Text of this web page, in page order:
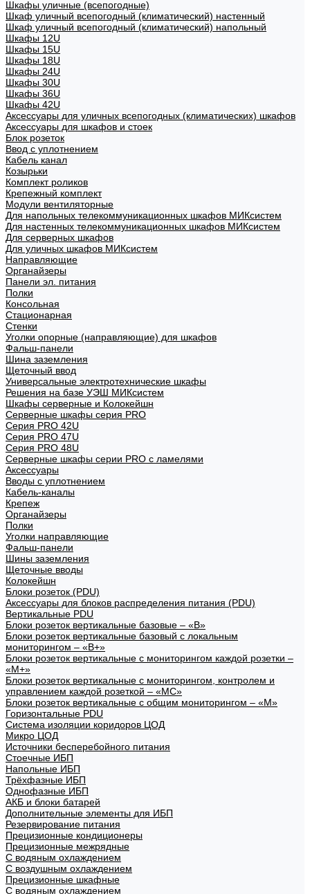
Шкафы уличные (всепогодные)
Шкаф уличный всепогодный (климатический) настенный
Шкаф уличный всепогодный (климатический) напольный
Шкафы 12U
Шкафы 15U
Шкафы 18U
Шкафы 24U
Шкафы 30U
Шкафы 36U
Шкафы 42U
Аксессуары для уличных всепогодных (климатических) шкафов
Аксессуары для шкафов и стоек
Блок розеток
Ввод с уплотнением
Кабель канал
Козырьки
Комплект роликов
Крепежный комплект
Модули вентиляторные
Для напольных телекоммуникационных шкафов МИКсистем
Для настенных телекоммуникационных шкафов МИКсистем
Для серверных шкафов
Для уличных шкафов МИКсистем
Направляющие
Органайзеры
Панели эл. питания
Полки
Консольная
Стационарная
Стенки
Уголки опорные (направляющие) для шкафов
Фальш-панели
Шина заземления
Щеточный ввод
Универсальные электротехнические шкафы
Решения на базе УЭШ МИКсистем
Шкафы серверные и Колокейшн
Серверные шкафы серия PRO
Серия PRO 42U
Серия PRO 47U
Серия PRO 48U
Серверные шкафы серии PRO с ламелями
Аксессуары
Вводы с уплотнением
Кабель-каналы
Крепеж
Органайзеры
Полки
Уголки направляющие
Фальш-панели
Шины заземления
Щеточные вводы
Колокейшн
Блоки розеток (PDU)
Аксессуары для блоков распределения питания (PDU)
Вертикальные PDU
Блоки розеток вертикальные базовые – «В»
Блоки розеток вертикальные базовый с локальным
мониторингом – «В+»
Блоки розеток вертикальные с мониторингом каждой розетки –
«М+»
Блоки розеток вертикальные с мониторингом, контролем и
управлением каждой розеткой – «МС»
Блоки розеток вертикальные с общим мониторингом – «М»
Горизонтальные PDU
Система изоляции коридоров ЦОД
Микро ЦОД
Источники бесперебойного питания
Стоечные ИБП
Напольные ИБП
Трёхфазные ИБП
Однофазные ИБП
АКБ и блоки батарей
Дополнительные элементы для ИБП
Резервирование питания
Прецизионные кондиционеры
Прецизионные межрядные
С водяным охлаждением
С воздушным охлаждением
Прецизионные шкафные
С водяным охлаждением